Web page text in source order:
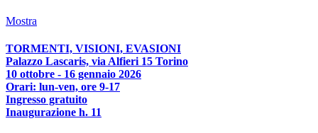
Mostra
TORMENTI, VISIONI, EVASIONI
Palazzo Lascaris, via Alfieri 15 Torino
10 ottobre - 16 gennaio 2026
Orari: lun-ven, ore 9-17
Ingresso gratuito
Inaugurazione h. 11